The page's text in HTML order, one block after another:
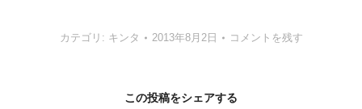
カテゴリ: キンタ 2013年8月2日 コメントを残す
この投稿をシェアする